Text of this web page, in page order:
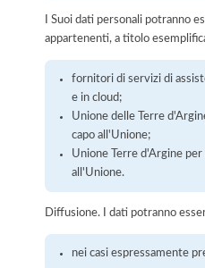
I Suoi dati personali potranno
appartenenti, a titolo
fornitori di servizi di
e in cloud;
Unione delle Terre
capo all'Unione;
Unione Terre d'Argine per
all'Unione.
Diffusione. I dati potranno
nei casi espressamente